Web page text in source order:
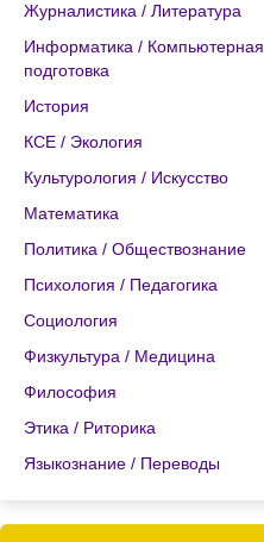
Журналистика / Литература
Информатика / Компьютерная
подготовка
История
КСЕ / Экология
Культурология / Искусство
Математика
Политика / Обществознание
Психология / Педагогика
Социология
Физкультура / Медицина
Философия
Этика / Риторика
Языкознание / Переводы